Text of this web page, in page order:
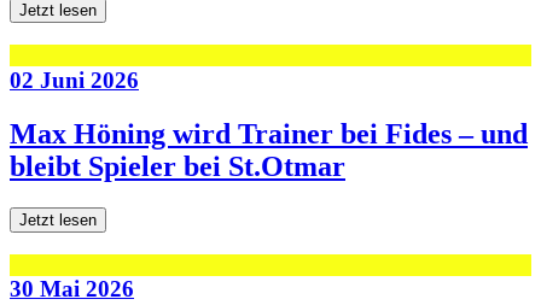
Jetzt lesen
02 Juni 2026
Max Höning wird Trainer bei Fides – und
bleibt Spieler bei St.Otmar
Jetzt lesen
30 Mai 2026